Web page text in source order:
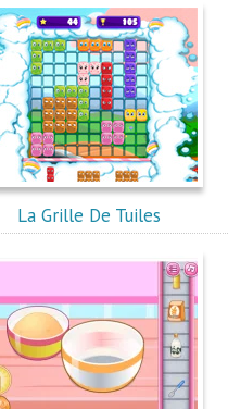
La Grille De Tuiles